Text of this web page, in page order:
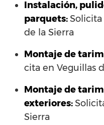
Instalación,
parquets:
de la Sierra
Montaje de
cita en Veguillas
Montaje de
exteriores:
Sierra